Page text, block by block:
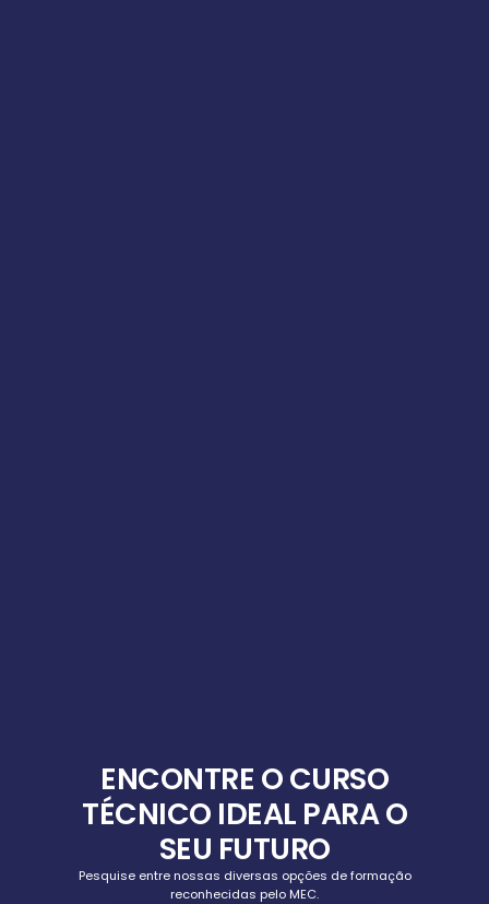
ENCONTRE O CURSO
TÉCNICO IDEAL PARA O
SEU FUTURO
Pesquise entre nossas diversas opções de formação
reconhecidas pelo MEC.